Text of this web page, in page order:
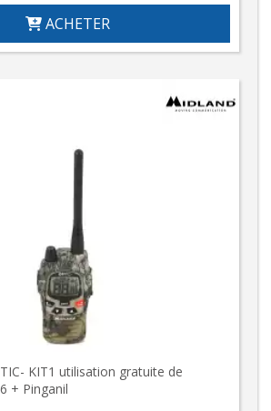
ACHETER
KIT1 utilisation gratuite de
+ Pinganil